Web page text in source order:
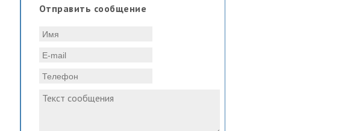
Отправить сообщение